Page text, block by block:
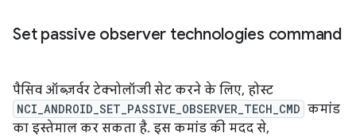
Set passive observer technologies command
पैसिव ऑब्ज़र्वर टेक्नोलॉजी सेट करने के लिए, होस्ट
NCI_ANDROID_SET_PASSIVE_OBSERVER_TECH_CMD कमांड
का इस्तेमाल कर सकता है. इस कमांड की मदद से,